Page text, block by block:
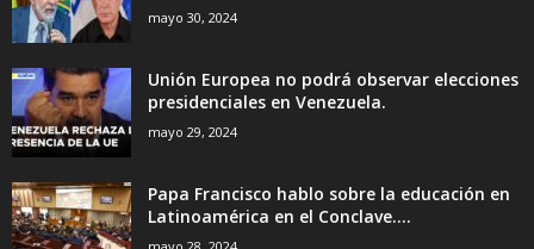
mayo 30, 2024
Unión Europea no podrá observar elecciones
presidenciales en Venezuela.
mayo 29, 2024
Papa Francisco hablo sobre la educación en
Latinoamérica en el Conclave....